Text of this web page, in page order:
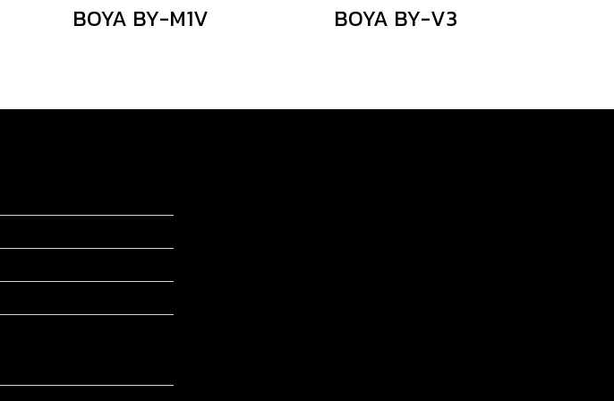
BOYA BY-M1V BOYA BY-V3